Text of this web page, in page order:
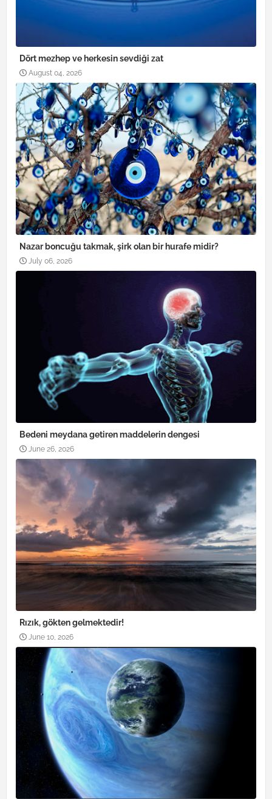
Dört mezhep ve herkesin sevdiği zat
August 04, 2026
Nazar boncuğu takmak, şirk olan bir hurafe midir?
July 06, 2026
Bedeni meydana getiren maddelerin dengesi
June 26, 2026
Rızık, gökten gelmektedir!
June 10, 2026